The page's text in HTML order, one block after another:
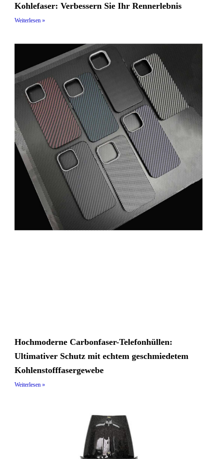
Kohlefaser: Verbessern Sie Ihr Rennerlebnis
Weiterlesen »
Hochmoderne Carbonfaser-Telefonhüllen:
Ultimativer Schutz mit echtem geschmiedetem
Kohlenstofffasergewebe
Weiterlesen »